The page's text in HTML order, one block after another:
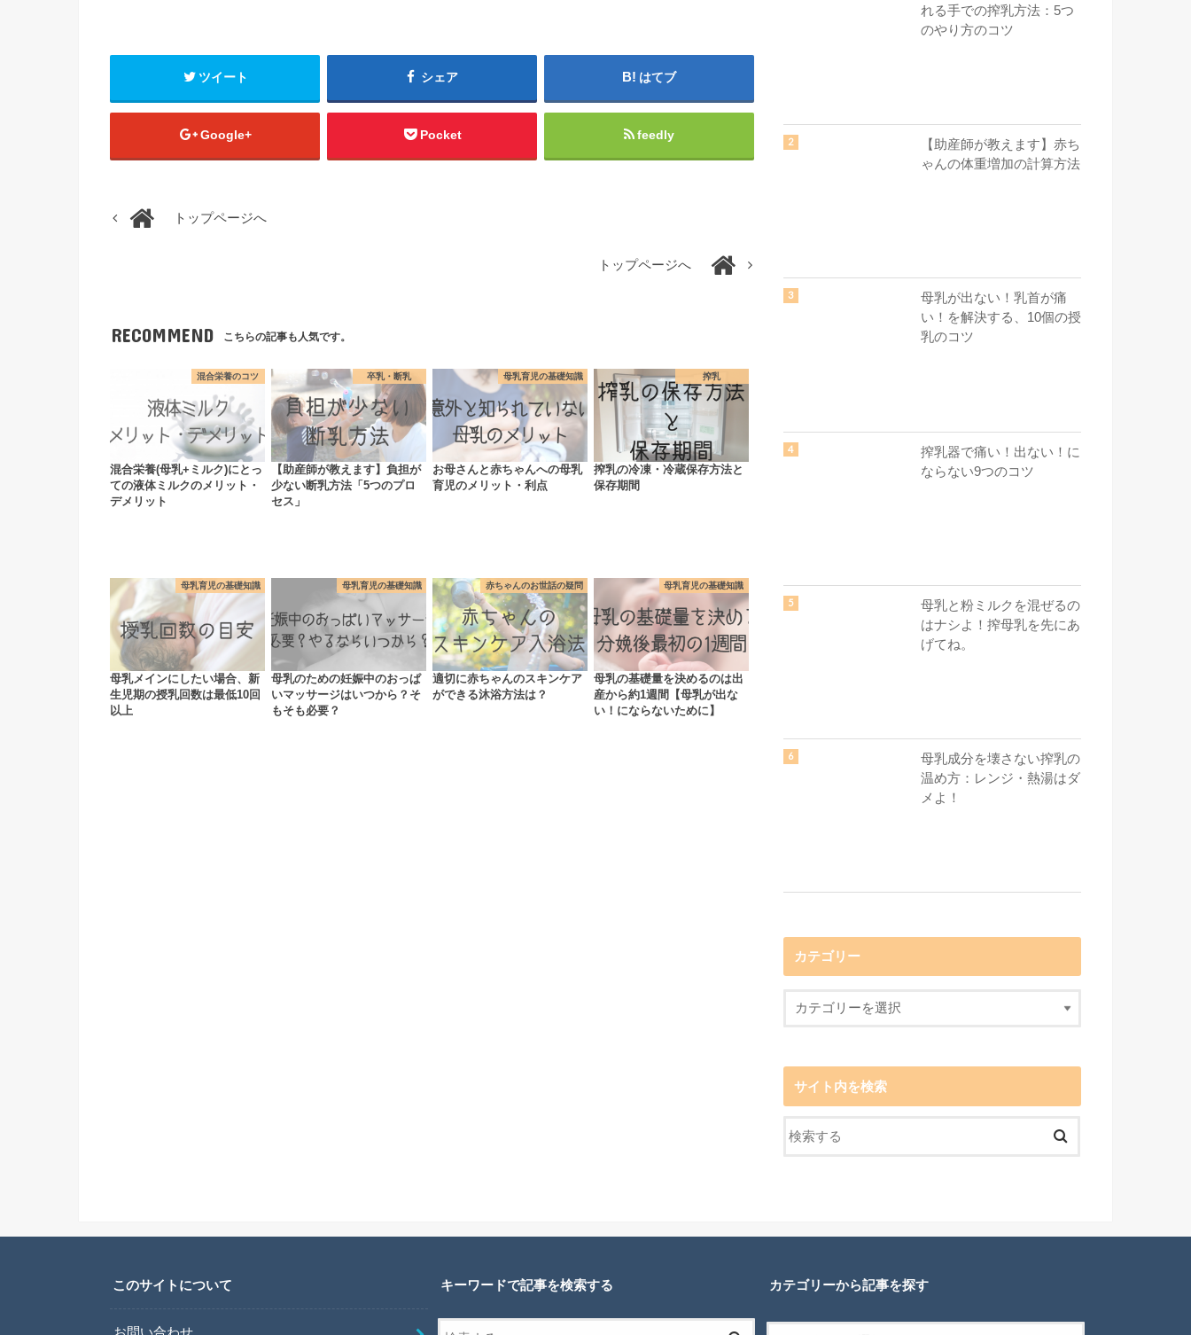
ツイート シェア はてブ
Google+ Pocket feedly
トップページへ
トップページへ
RECOMMEND こちらの記事も人気です。
混合栄養のコツ
混合栄養(母乳+ミルク)にとっ
ての液体ミルクのメリット・
デメリット
卒乳・断乳
【助産師が教えます】負担が
少ない断乳方法「5つのプロ
セス」
母乳育児の基礎知識
お母さんと赤ちゃんへの母乳
育児のメリット・利点
搾乳
搾乳の冷凍・冷蔵保存方法と
保存期間
母乳育児の基礎知識
母乳メインにしたい場合、新
生児期の授乳回数は最低10回
以上
母乳育児の基礎知識
母乳のための妊娠中のおっぱ
いマッサージはいつから？そ
もそも必要？
赤ちゃんのお世話の疑問
適切に赤ちゃんのスキンケア
ができる沐浴方法は？
母乳育児の基礎知識
母乳の基礎量を決めるのは出
産から約1週間【母乳が出な
い！にならないために】
れる手での搾乳方法：5つ
のやり方のコツ
【助産師が教えます】赤ち
ゃんの体重増加の計算方法
母乳が出ない！乳首が痛
い！を解決する、10個の授
乳のコツ
搾乳器で痛い！出ない！に
ならない9つのコツ
母乳と粉ミルクを混ぜるの
はナシよ！搾母乳を先にあ
げてね。
母乳成分を壊さない搾乳の
温め方：レンジ・熱湯はダ
メよ！
カテゴリー
サイト内を検索
このサイトについて キーワードで記事を検索する カテゴリーから記事を探す